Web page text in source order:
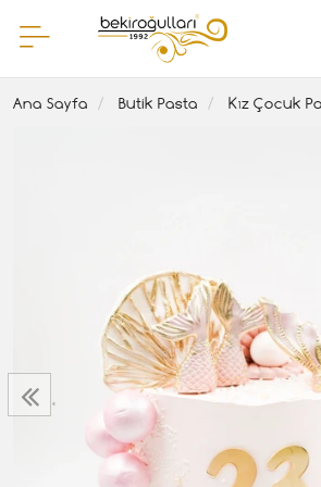
Ana Sayfa Butik Pasta Kız Çocuk
‹